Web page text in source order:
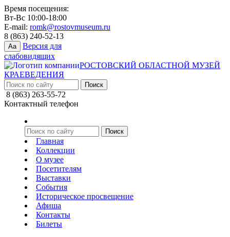
Время посещения:
Вт-Вс 10:00-18:00
E-mail: romk@rostovmuseum.ru
8 (863) 240-52-13
Aa
Версия для
слабовидящих
РОСТОВСКИЙ ОБЛАСТНОЙ МУЗЕЙ
КРАЕВЕДЕНИЯ
8 (863) 263-55-72
Контактный телефон
Главная
Коллекции
О музее
Посетителям
Выставки
События
Историческое просвещение
Афиша
Контакты
Билеты